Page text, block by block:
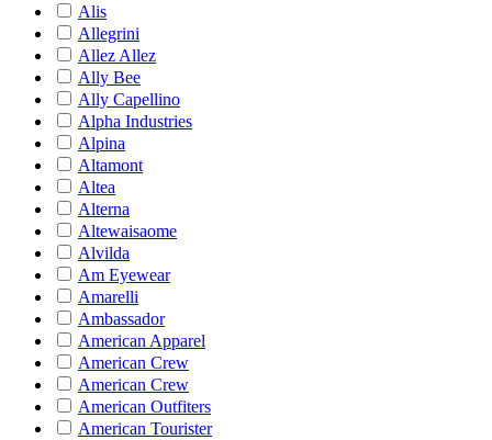
Alis
Allegrini
Allez Allez
Ally Bee
Ally Capellino
Alpha Industries
Alpina
Altamont
Altea
Alterna
Altewaisaome
Alvilda
Am Eyewear
Amarelli
Ambassador
American Apparel
American Crew
American Crew
American Outfiters
American Tourister